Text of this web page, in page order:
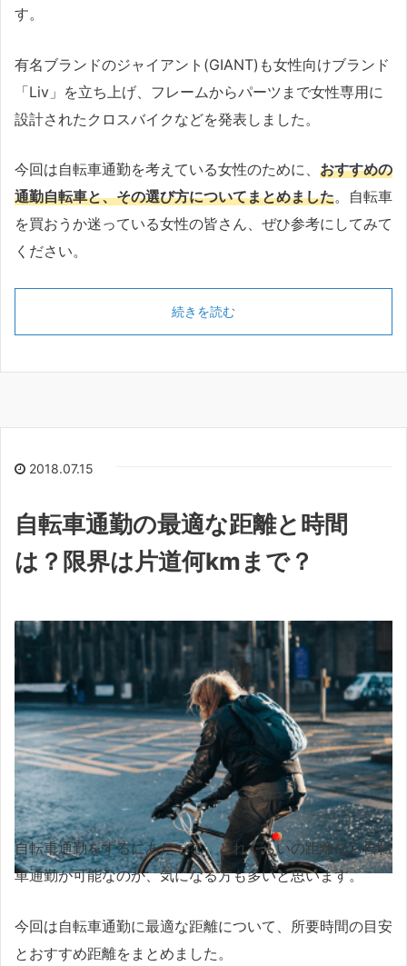
す。
有名ブランドのジャイアント(GIANT)も女性向けブランド
「Liv」を立ち上げ、フレームからパーツまで女性専用に
設計されたクロスバイクなどを発表しました。
今回は自転車通勤を考えている女性のために、 おすすめの
通勤自転車と、その選び方についてまとめました。自転車
を買おうか迷っている女性の皆さん、ぜひ参考にしてみて
ください。
続きを読む
2018.07.15
自転車通勤の最適な距離と時間
は？限界は片道何kmまで？
自転車通勤をするにあたって、どれくらいの距離なら自転
車通勤が可能なのか、気になる方も多いと思います。
今回は自転車通勤に最適な距離について、所要時間の目安
とおすすめ距離をまとめました。